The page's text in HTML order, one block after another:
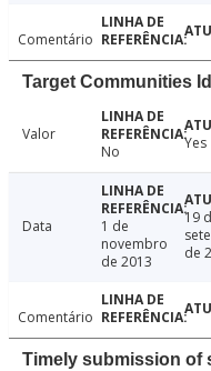
Comentário
Target Communities
Valor
No
Yes
Data
1 de
novembro
de 2013
19
de
Comentário
Timely submission of